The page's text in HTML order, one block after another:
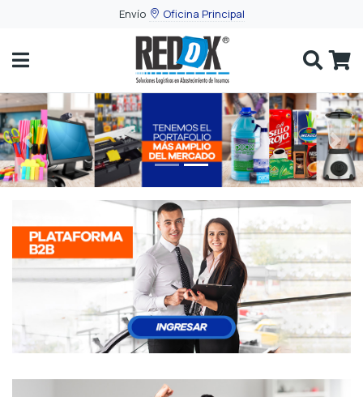
Envío Oficina Principal
Iniciar
Sesión
Clientes
B2B
Productos
Previous Next